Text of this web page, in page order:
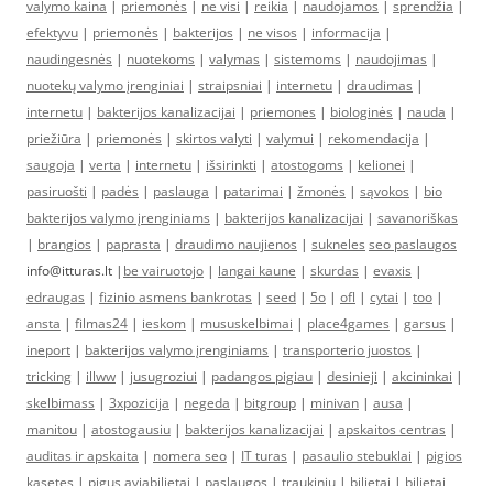
valymo kaina | priemonės | ne visi | reikia | naudojamos | sprendžia |
efektyvu | priemonės | bakterijos | ne visos | informacija |
naudingesnės | nuotekoms | valymas | sistemoms | naudojimas |
nuotekų valymo įrenginiai | straipsniai | internetu | draudimas |
internetu | bakterijos kanalizacijai | priemones | biologinės | nauda |
priežiūra | priemonės | skirtos valyti | valymui | rekomendacija |
saugoja | verta | internetu | išsirinkti | atostogoms | kelionei |
pasiruošti | padės | paslauga | patarimai | žmonės | sąvokos | bio
bakterijos valymo įrenginiams | bakterijos kanalizacijai | savanoriškas
| brangios | paprasta | draudimo naujienos | sukneles seo paslaugos
info@itturas.lt | be vairuotojo | langai kaune | skurdas | evaxis |
edraugas | fizinio asmens bankrotas | seed | 5o | ofl | cytai | too |
ansta | filmas24 | ieskom | mususkelbimai | place4games | garsus |
ineport | bakterijos valymo įrenginiams | transporterio juostos |
tricking | illww | jusugroziui | padangos pigiau | desinieji | akcininkai |
skelbimass | 3xpozicija | negeda | bitgroup | minivan | ausa |
manitou | atostogausiu | bakterijos kanalizacijai | apskaitos centras |
auditas ir apskaita | nomera seo | IT turas | pasaulio stebuklai | pigios
kasetes | pigus aviabilietai | paslaugos | traukiniu | bilietai | bilietai